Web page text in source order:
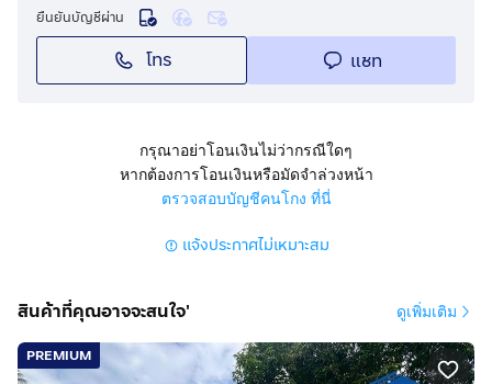
🏘️ เพื่อนบ้านรอบข้าง
🛍️ เซ็นทรัลนอร์ทวิลล์ รัตนาธิเบศร์
🛒 เซ็นทรัลเวสเกตุ อีเกีย ตลาดบางใหญ่
📚 โรงเรียนนานาชาติเด่นหล้า
🥒 ตลาดศรีเมือง
ยืนยันบัญชีผ่าน
โทร แชท
กรุณาอย่าโอนเงินไม่ว่ากรณีใดๆ
หากต้องการโอนเงินหรือมัดจำล่วงหน้า
ตรวจสอบบัญชีคนโกง ที่นี่
แจ้งประกาศไม่เหมาะสม
สินค้าที่คุณอาจจะสนใจ' ดูเพิ่มเติม
PREMIUM